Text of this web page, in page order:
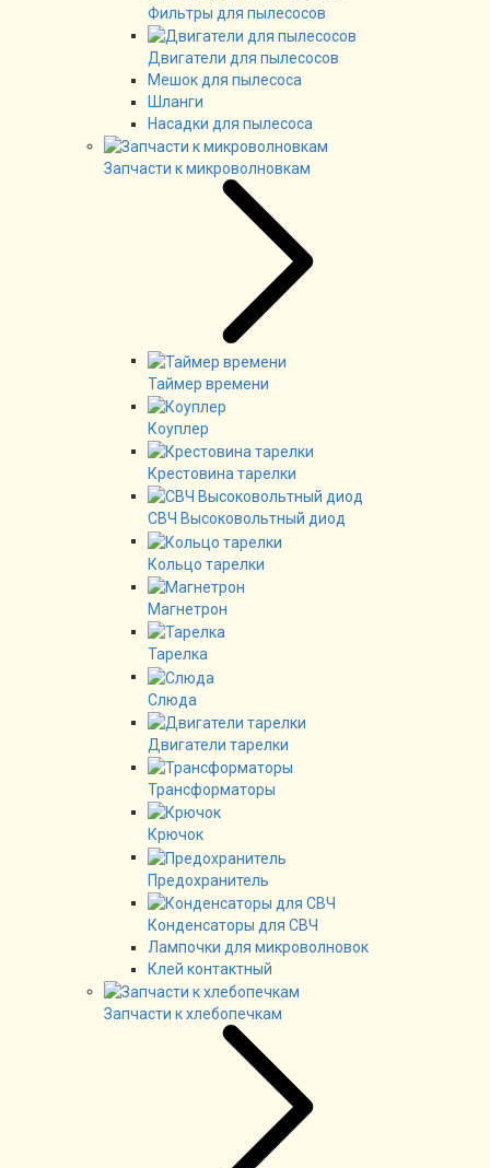
Фильтры для пылесосов
Двигатели для пылесосов
Мешок для пылесоса
Шланги
Насадки для пылесоса
Запчасти к микроволновкам
Таймер времени
Коуплер
Крестовина тарелки
СВЧ Высоковольтный диод
Кольцо тарелки
Магнетрон
Тарелка
Слюда
Двигатели тарелки
Трансформаторы
Крючок
Предохранитель
Конденсаторы для СВЧ
Лампочки для микроволновок
Клей контактный
Запчасти к хлебопечкам